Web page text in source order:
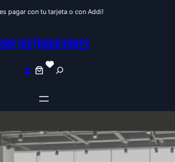
pagar con tu tarjeta o con Addi!
DISTRIBUCIONES
S
e
h